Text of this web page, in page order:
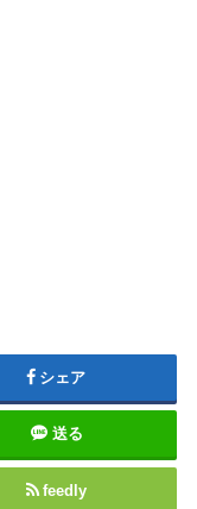
シェア
送る
feedly